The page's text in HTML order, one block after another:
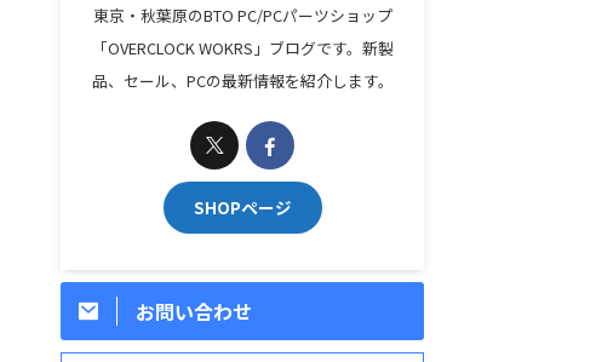
東京・秋葉原のBTO PC/PCパーツショップ
「OVERCLOCK WOKRS」ブログです。新製
品、セール、PCの最新情報を紹介します。
SHOPページ
お問い合わせ